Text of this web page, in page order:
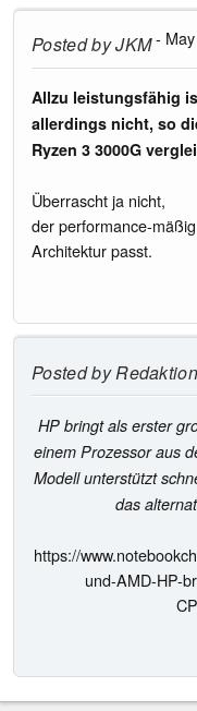
Posted byJKM- May
Allzu leistungsfähig
allerdings nicht, so
Ryzen 3 3000G
Überrascht ja nicht,
der performance-
Architektur passt.
Posted byRedaktion
HP bringt als erster
einem Prozessor aus
Modell unterstützt
das
https://
und-AMD-HP-